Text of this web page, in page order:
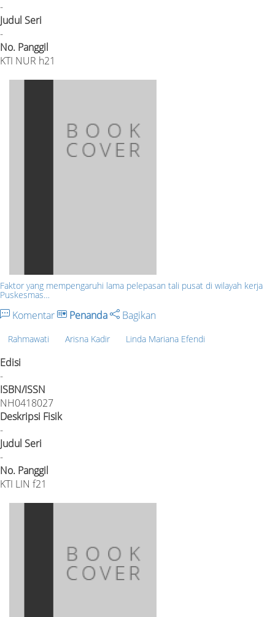
-
Judul Seri
-
No. Panggil
KTI NUR h21
Faktor yang mempengaruhi lama pelepasan tali pusat di wilayah kerja
Puskesmas…
Komentar Penanda Bagikan
Rahmawati Arisna Kadir Linda Mariana Efendi
Edisi
-
ISBN/ISSN
NH0418027
Deskripsi Fisik
-
Judul Seri
-
No. Panggil
KTI LIN f21